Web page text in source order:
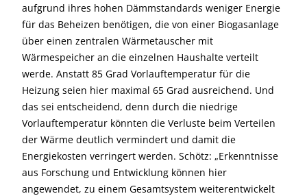
aufgrund ihres hohen Dämmstandards weniger Energie
für das Beheizen benötigen, die von einer Biogasanlage
über einen zentralen Wärmetauscher mit
Wärmespeicher an die einzelnen Haushalte verteilt
werde. Anstatt 85 Grad Vorlauftemperatur für die
Heizung seien hier maximal 65 Grad ausreichend. Und
das sei entscheidend, denn durch die niedrige
Vorlauftemperatur könnten die Verluste beim Verteilen
der Wärme deutlich vermindert und damit die
Energiekosten verringert werden. Schötz: „Erkenntnisse
aus Forschung und Entwicklung können hier
angewendet, zu einem Gesamtsystem weiterentwickelt